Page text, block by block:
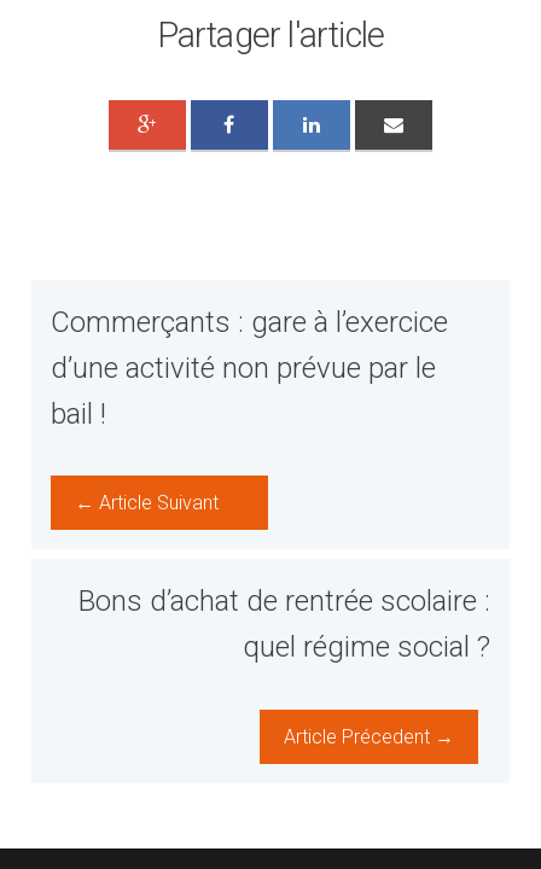
Partager l'article
Commerçants : gare à l’exercice
d’une activité non prévue par le
bail !
← Article Suivant
Bons d’achat de rentrée scolaire :
quel régime social ?
Article Précedent →